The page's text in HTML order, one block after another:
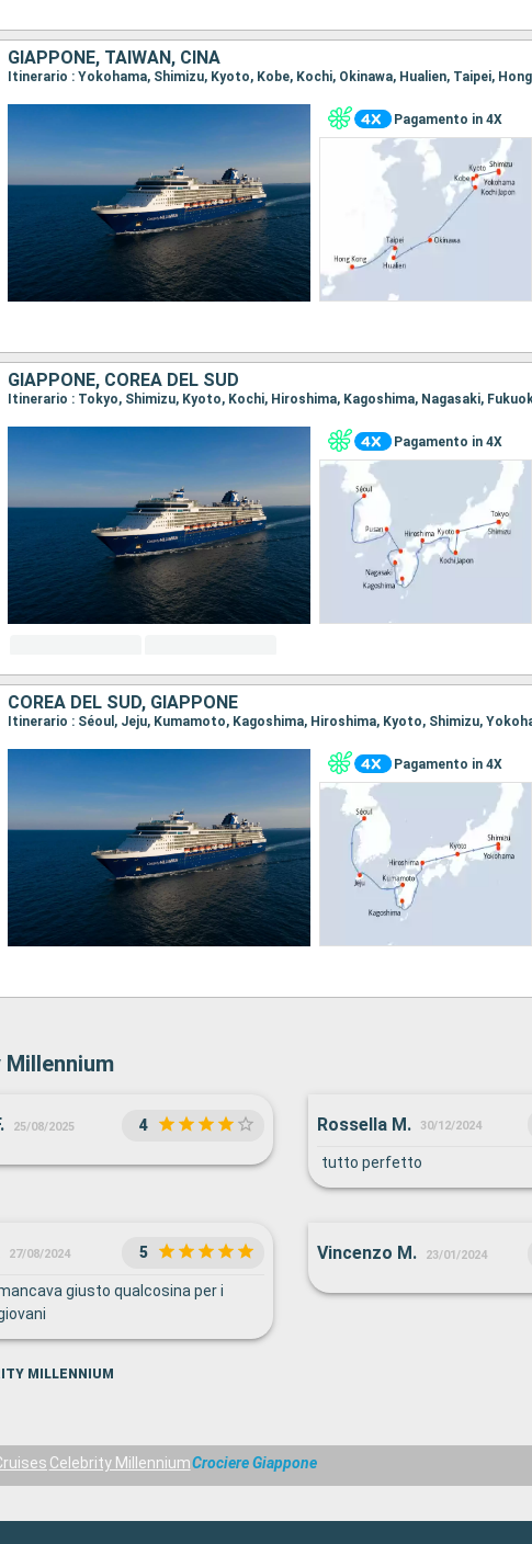
GIAPPONE, TAIWAN, CINA
Itinerario : Yokohama, Shimizu, Kyoto, Kobe, Kochi, Okinawa, Hualien, Taipei,
Pagamento in 4X
GIAPPONE, COREA DEL SUD
Itinerario : Tokyo, Shimizu, Kyoto, Kochi, Hiroshima, Kagoshima, Nagasaki,
Pagamento in 4X
COREA DEL SUD, GIAPPONE
Itinerario : Séoul, Jeju, Kumamoto, Kagoshima, Hiroshima, Kyoto, Shimizu,
Pagamento in 4X
25/08/2025 4 Rossella M. 30/12/2024
tutto perfetto
27/08/2024 5
giusto qualcosina per i
Vincenzo M. 23/01/2024
MILLENNIUM
Celebrity MillenniumCrociere Giappone